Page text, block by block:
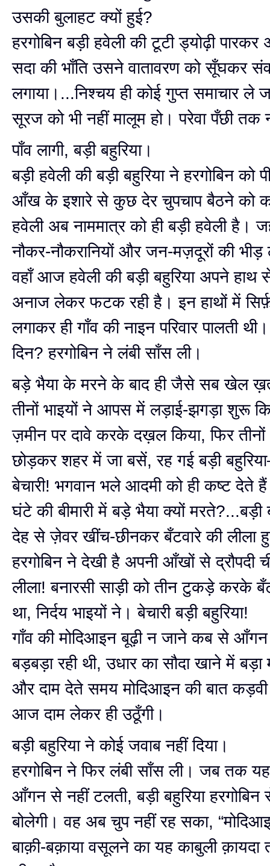
उसकी बुलाहट क्यों हुई?
हरगोबिन बड़ी हवेली की टूटी ड्योढ़ी
सदा की भाँति उसने वातावरण को सूँघकर
लगाया।...निश्चय ही कोई गुप्त समाचार ले
सूरज को भी नहीं मालूम हो। परेवा पँछी
पाँव लागी, बड़ी बहुरिया।
बड़ी हवेली की बड़ी बहुरिया ने हरगोबिन को
आँख के इशारे से कुछ देर चुपचाप बैठने को
हवेली अब नाममात्र को ही बड़ी हवेली है।
नौकर-नौकरानियों और जन-मज़दूरों की भीड़
वहाँ आज हवेली की बड़ी बहुरिया अपने हाथ
अनाज लेकर फटक रही है। इन हाथों में
लगाकर ही गाँव की नाइन परिवार पालती
दिन? हरगोबिन ने लंबी साँस ली।
बड़े भैया के मरने के बाद ही जैसे सब खेल
तीनों भाइयों ने आपस में लड़ाई-झगड़ा शुरू
ज़मीन पर दावे करके दख़ल किया, फिर तीनों
छोड़कर शहर में जा बसें, रह गई बड़ी
बेचारी! भगवान भले आदमी को ही कष्ट देते
घंटे की बीमारी में बड़े भैया क्यों मरते?...बड़ी
देह से ज़ेवर खींच-छीनकर बँटवारे की लीला
हरगोबिन ने देखी है अपनी आँखों से द्रौपदी
लीला! बनारसी साड़ी को तीन टुकड़े करके
था, निर्दय भाइयों ने। बेचारी बड़ी बहुरिया!
गाँव की मोदिआइन बूढ़ी न जाने कब से
बड़बड़ा रही थी, उधार का सौदा खाने में बड़ा
और दाम देते समय मोदिआइन की बात
आज दाम लेकर ही उठूँगी।
बड़ी बहुरिया ने कोई जवाब नहीं दिया।
हरगोबिन ने फिर लंबी साँस ली। जब तक
आँगन से नहीं टलती, बड़ी बहुरिया
बोलेगी। वह अब चुप नहीं रह सका,
बाक़ी-बक़ाया वसूलने का यह काबुली